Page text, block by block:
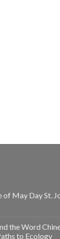
of May Day St.
the Word
to Ecology